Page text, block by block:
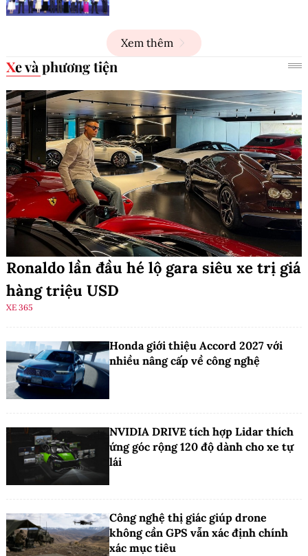
Xem thêm
Xe và phương tiện
Ronaldo lần đầu hé lộ gara siêu xe trị giá
hàng triệu USD
XE 365
Honda giới thiệu Accord 2027 với
nhiều nâng cấp về công nghệ
NVIDIA DRIVE tích hợp Lidar thích
ứng góc rộng 120 độ dành cho xe tự
lái
Công nghệ thị giác giúp drone
không cần GPS vẫn xác định chính
xác mục tiêu